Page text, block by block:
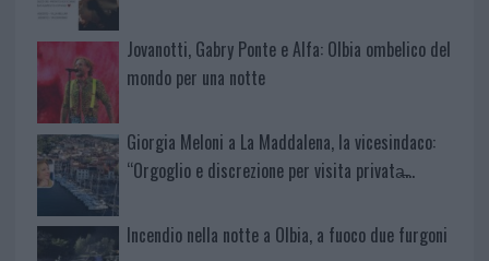
Jovanotti, Gabry Ponte e Alfa: Olbia ombelico del
mondo per una notte
Giorgia Meloni a La Maddalena, la vicesindaco:
“Orgoglio e discrezione per visita privata̶…
Incendio nella notte a Olbia, a fuoco due furgoni